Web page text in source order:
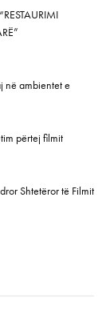
në ambientet e
përtej filmit
Shtetëror të Filmit